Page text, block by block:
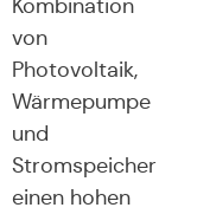
Kombination
von
Photovoltaik,
Wärmepumpe
und
Stromspeicher
einen hohen